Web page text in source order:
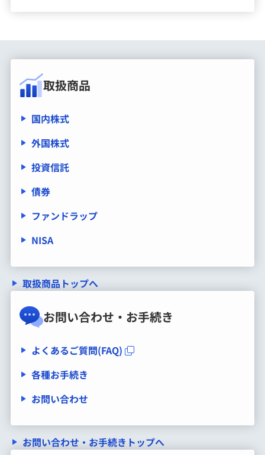
取扱商品
国内株式
外国株式
投資信託
債券
ファンドラップ
NISA
取扱商品トップへ
お問い合わせ・お手続き
よくあるご質問(FAQ)
各種お手続き
お問い合わせ
お問い合わせ・お手続きトップへ